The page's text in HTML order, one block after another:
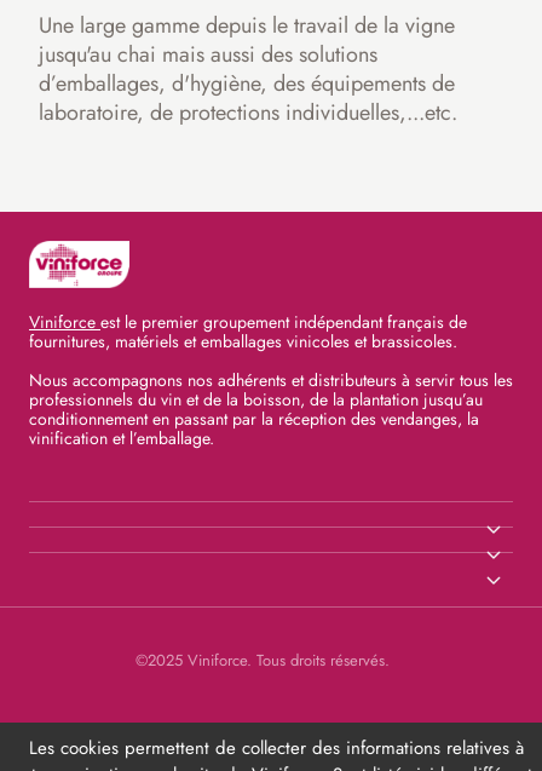
Une large gamme depuis le travail de la vigne
jusqu'au chai mais aussi des solutions
d’emballages, d'hygiène, des équipements de
laboratoire, de protections individuelles,...etc.
Viniforce est le premier groupement indépendant français de
fournitures, matériels et emballages vinicoles et brassicoles.
Nous accompagnons nos adhérents et distributeurs à servir tous les
professionnels du vin et de la boisson, de la plantation jusqu’au
conditionnement en passant par la réception des vendanges, la
vinification et l’emballage.
©2025 Viniforce. Tous droits réservés.
Les cookies permettent de collecter des informations relatives à